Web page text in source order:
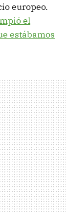
europeo.
el
estábamos